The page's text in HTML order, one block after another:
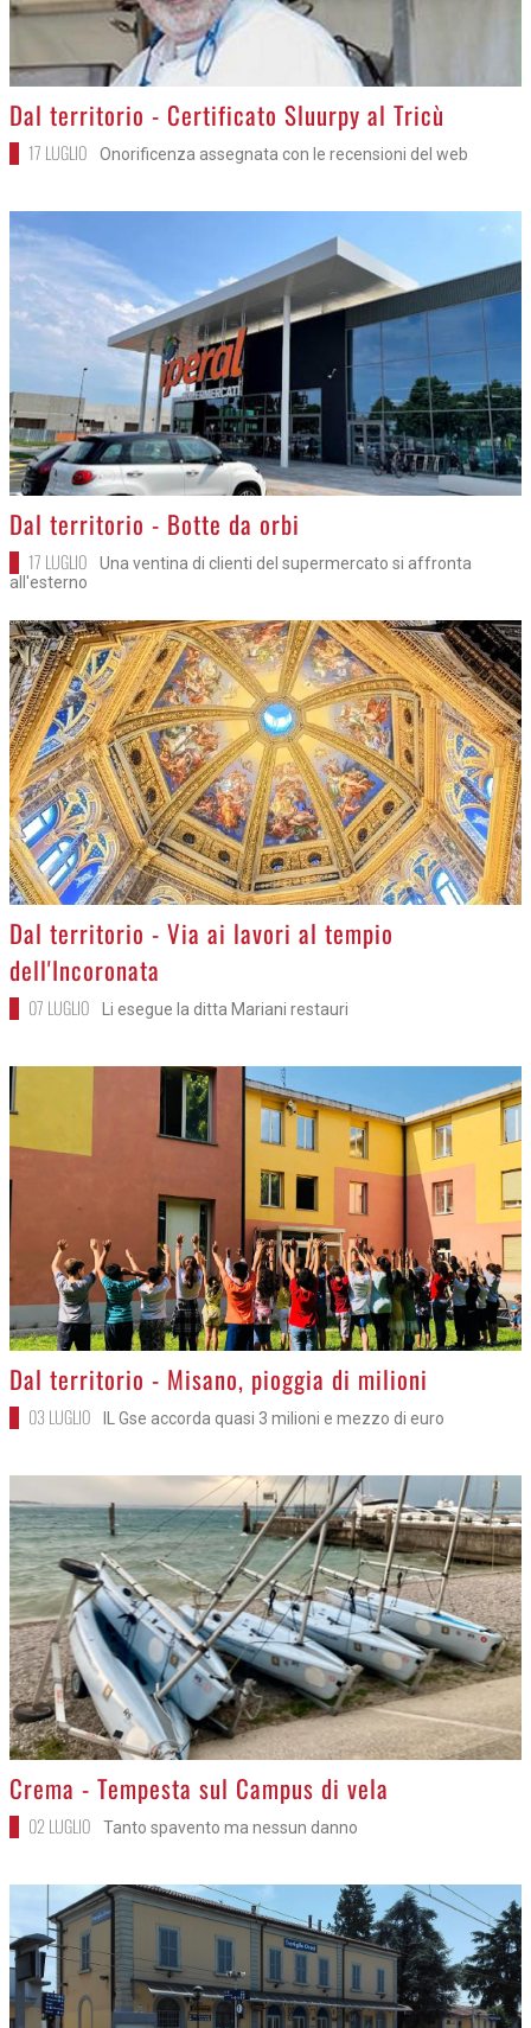
>
Dal territorio - Certificato Sluurpy al Tricù
17 LUGLIO Onorificenza assegnata con le recensioni del web
>
Dal territorio - Botte da orbi
17 LUGLIO
Una ventina di clienti del supermercato si affronta
all'esterno
>
Dal territorio - Via ai lavori al tempio
dell'Incoronata
07 LUGLIO Li esegue la ditta Mariani restauri
>
Dal territorio - Misano, pioggia di milioni
03 LUGLIO IL Gse accorda quasi 3 milioni e mezzo di euro
>
Crema - Tempesta sul Campus di vela
02 LUGLIO Tanto spavento ma nessun danno